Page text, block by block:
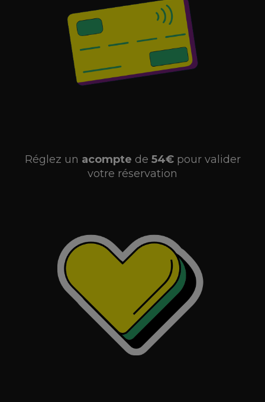
Réglez un acompte de 54€pour valider
votre réservation